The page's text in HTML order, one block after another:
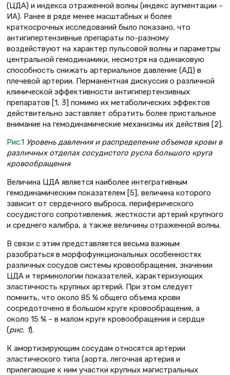
(ЦДА) и индекса отраженной волны (индекс аугментации –
ИА). Ранее в ряде менее масштабных и более
краткосрочных исследований было показано, что
антигипертензивные препараты по-разному
воздействуют на характер пульсовой волны и параметры
центральной гемодинамики, несмотря на одинаковую
способность снижать артериальное давление (АД) в
плечевой артерии. Перманентная дискуссия о различной
клинической эффективности антигипертензивных
препаратов [1, 3] помимо их метаболических эффектов
действительно заставляет обратить более пристальное
внимание на гемодинамические механизмы их действия [2].
Рис.1 Уровень давления и распределение объемов крови в
различных отделах сосудистого русла большого круга
кровообращения
Величина ЦДА является наиболее интегративным
гемодинамическим показателем [5], величина которого
зависит от сердечного выброса, периферического
сосудистого сопротивления, жесткости артерий крупного
и среднего калибра, а также величины отраженной волны.
В связи с этим представляется весьма важным
разобраться в морфофункциональных особенностях
различных сосудов системы кровообращения, значении
ЦДА и терминологии показателей, характеризующих
эластичность крупных артерий. При этом следует
помнить, что около 85 % общего объема крови
сосредоточено в большом круге кровообращения, а
около 15 % – в малом круге кровообращения и сердце
(рис. 1).
К амортизирующим сосудам относятся артерии
эластического типа (аорта, легочная артерия и
прилегающие к ним участки крупных магистральных